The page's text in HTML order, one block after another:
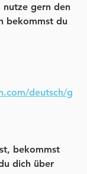
gern den
bekommst du
deutsch/g
bekommst
dich über